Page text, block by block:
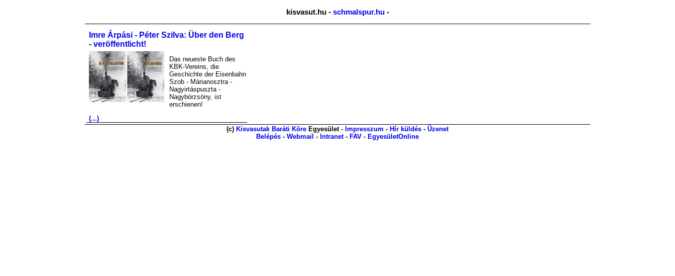
kisvasut.hu - schmalspur.hu-
Imre Árpási - Péter Szilva: Über den Berg
- veröffentlicht!
Das neueste Buch des
KBK-Vereins, die
Geschichte der Eisenbahn
Szob - Márianosztra -
Nagyirtáspuszta -
Nagybörzsöny, ist
erschienen!
(...)
(c) Kisvasutak Baráti Köre Egyesület - Impresszum - Hír küldés - Üzenet
Belépés - Webmail - Intranet- FAV - EgyesületOnline